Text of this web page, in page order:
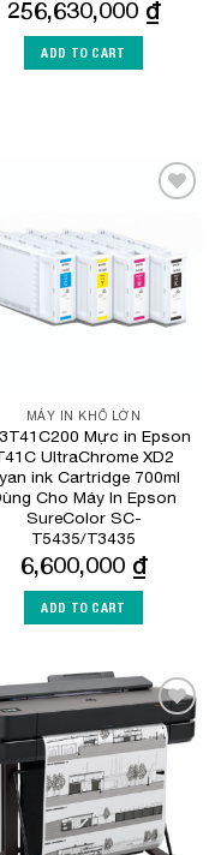
256,630,000 ₫
ADD TO CART
MÁY IN KHỔ LỚN
Mực in Epson
UltraChrome XD2
ink Cartridge 700ml
Cho Máy In Epson
SureColor SC-
T5435/T3435
6,600,000 ₫
ADD TO CART
Add to
Wishlist